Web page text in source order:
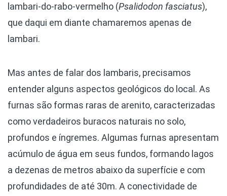
lambari-do-rabo-vermelho (Psalidodon fasciatus),
que daqui em diante chamaremos apenas de
lambari.
Mas antes de falar dos lambaris, precisamos
entender alguns aspectos geológicos do local. As
furnas são formas raras de arenito, caracterizadas
como verdadeiros buracos naturais no solo,
profundos e íngremes. Algumas furnas apresentam
acúmulo de água em seus fundos, formando lagos
a dezenas de metros abaixo da superfície e com
profundidades de até 30m. A conectividade de